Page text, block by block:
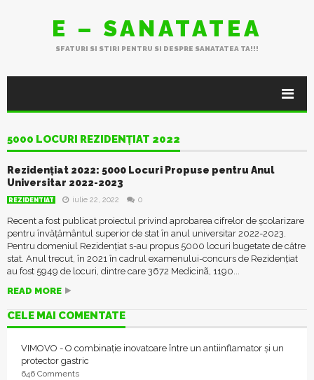
E – SANATATEA
SFATURI SI STIRI PENTRU SI DESPRE SANATATEA TA!!!
5000 LOCURI REZIDENȚIAT 2022
Rezidențiat 2022: 5000 Locuri Propuse pentru Anul
Universitar 2022-2023
REZIDENTIAT iulie 22, 2022 0
Recent a fost publicat proiectul privind aprobarea cifrelor de școlarizare
pentru învățământul superior de stat în anul universitar 2022-2023.
Pentru domeniul Rezidențiat s-au propus 5000 locuri bugetate de către
stat. Anul trecut, în 2021 în cadrul examenului-concurs de Rezidențiat
au fost 5949 de locuri, dintre care 3672 Medicinã, 1190...
READ MORE
CELE MAI COMENTATE
VIMOVO - O combinație inovatoare între un antiinflamator și un
protector gastric
646 Comments